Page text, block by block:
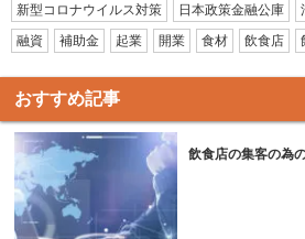
新型コロナウイルス対策
日本政策金融公庫
融資
補助金 起業 開業 食材 飲食店
おすすめ記事
飲食店の集客の為